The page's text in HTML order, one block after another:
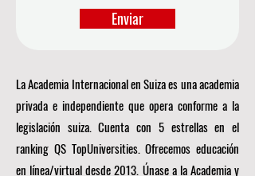
La Academia Internacional en Suiza es una academia
privada e independiente que opera conforme a la
legislación suiza. Cuenta con 5 estrellas en el
ranking QS TopUniversities. Ofrecemos educación
en línea/virtual desde 2013. Únase a la Academia y
Enviar